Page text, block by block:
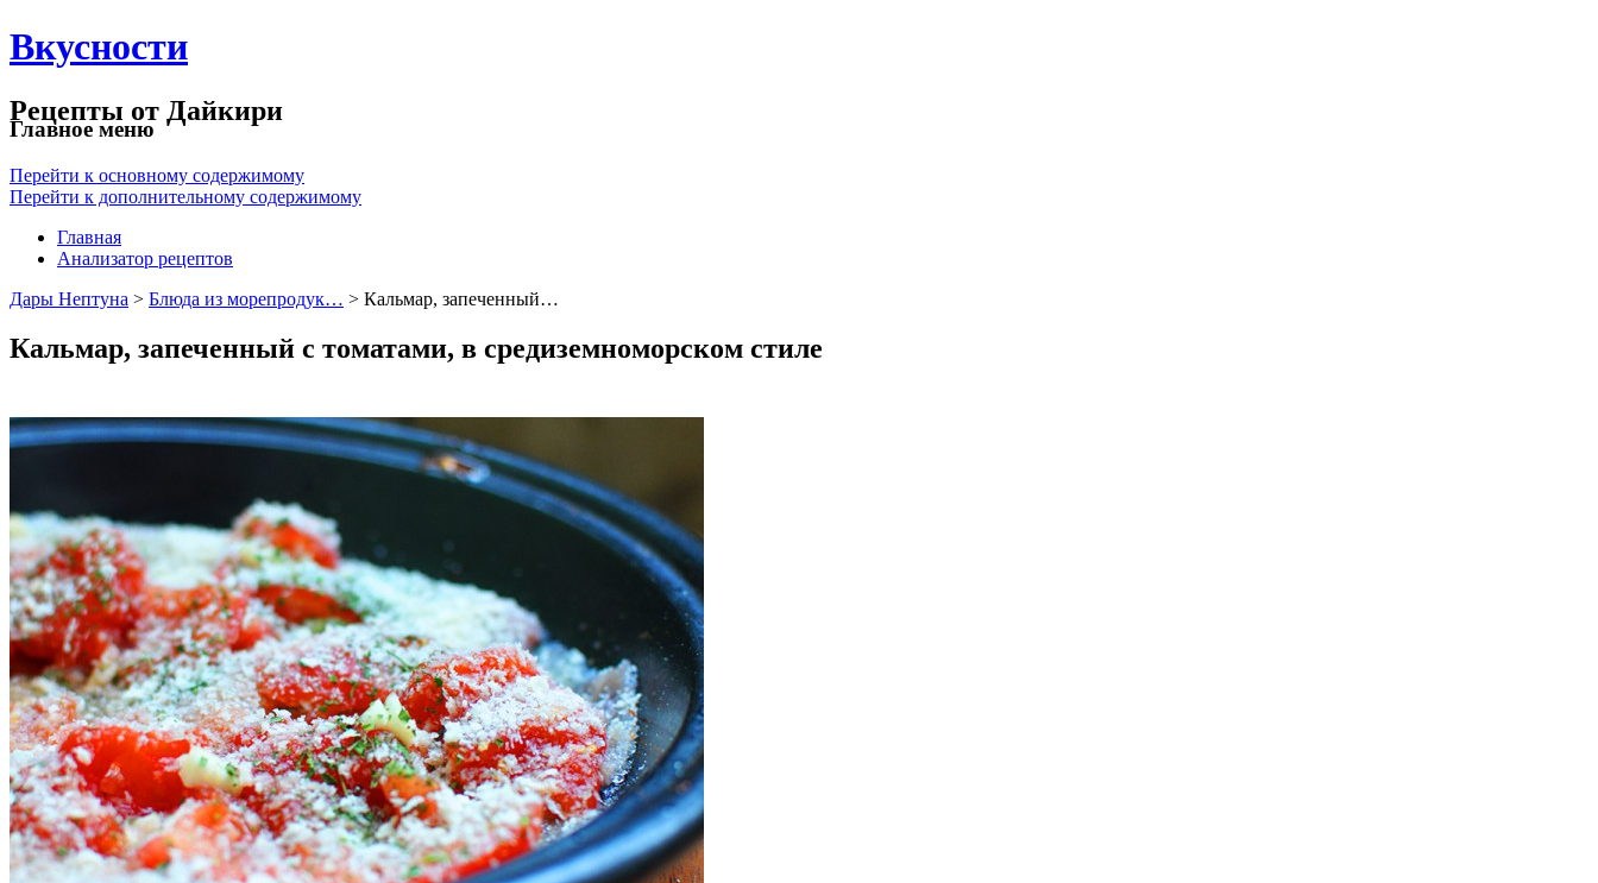
Вкусности
Рецепты от Дайкири
Главное меню
Перейти к основному содержимому
Перейти к дополнительному содержимому
Главная
Анализатор рецептов
Дары Нептуна > Блюда из морепродук… > Кальмар, запеченный…
Кальмар, запеченный с томатами, в средиземноморском стиле